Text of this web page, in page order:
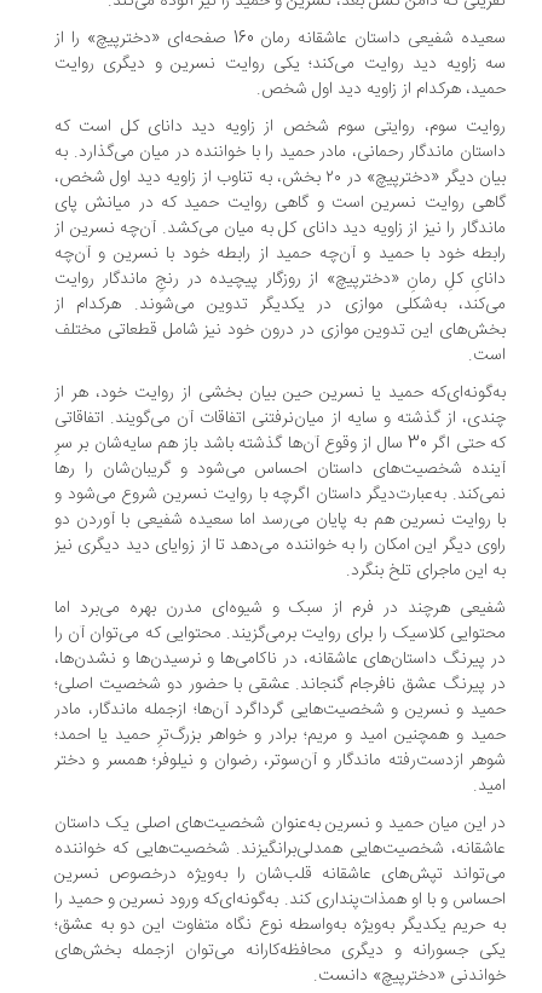
سعیده شفیعی داستان عاشقانه رمان 160‌ صفحه‌ای «دخترپیچ» را از
زاویه دید روایت می‌کند؛ یکی روایت نسرین و دیگری روایت
هرکدام از زاویه دید اول شخص.
سوم، روایتی سوم شخص از زاویه دید دانای کل است که
ماندگار رحمانی، مادر حمید را با خواننده در میان می‌گذارد. به
بیان دیگر «دخترپیچ» در ۲۰ بخش، به تناوب از زاویه دید اول شخص،
روایت نسرین است و گاهی روایت حمید که در میانش پای
را نیز از زاویه دید دانای کل به میان می‌کشد. آن‌چه نسرین از
خود با حمید و آن‌چه حمید از رابطه خود با نسرین و آن‌چه
کلِ رمانِ «دخترپیچ» از روزگار پیچیده در رنجِ ماندگار روایت
به‌شکلی موازی در یکدیگر تدوین می‌شوند. هرکدام از
این تدوین موازی در درون خود نیز شامل قطعاتی مختلف
حمید یا نسرین حین بیان بخشی از روایت‌ خود، هر از
از گذشته و سایه‌ از میان‌نرفتنی اتفاقات آن می‌گویند. اتفاقاتی
که حتی اگر 30 سال از وقوع آن‌ها گذشته باشد باز هم سایه‌شان بر سرِ
شخصیت‌های داستان احساس می‌شود و گریبان‌شان را رها
به‌عبارت‌دیگر داستان اگرچه با روایت نسرین شروع می‌شود و
روایت نسرین هم به پایان می‌رسد اما سعیده شفیعی با آوردن دو
دیگر این امکان را به خواننده می‌دهد تا از زوایای دید دیگری نیز
این ماجرای تلخ بنگرد.
هرچند در فرم از سبک و شیوه‌ای مدرن بهره می‌برد اما
کلاسیک را برای روایت برمی‌گزیند. محتوایی که می‌توان آن را
پیرنگ داستان‌های عاشقانه، در ناکامی‌ها و نرسیدن‌ها و نشدن‌ها،
پیرنگ عشق نافرجام گنجاند. عشقی با حضور دو شخصیت اصلی؛
و نسرین و شخصیت‌هایی گرداگرد آن‌ها؛ ازجمله ماندگار، مادر
و همچنین امید و مریم؛ برادر و خواهر بزرگ‌ترِ حمید یا احمد؛
ازدست‌رفته ماندگار و آن‌سوتر، رضوان و نیلوفر؛ همسر و دختر
این میان حمید و نسرین به‌عنوان شخصیت‌های اصلی یک داستان
شخصیت‌هایی همدلی‌برانگیزند. شخصیت‌هایی که خواننده
تپش‌های عاشقانه قلب‌شان را به‌ویژه درخصوص نسرین
و با او همذات‌پنداری کند. به‌گونه‌ای‌که ورود نسرین و حمید را
حریم یکدیگر به‌ویژه به‌واسطه نوع نگاه متفاوت این دو به عشق؛
جسورانه و دیگری محافظه‌کارانه می‌توان ازجمله بخش‌های
«دخترپیچ» دانست.